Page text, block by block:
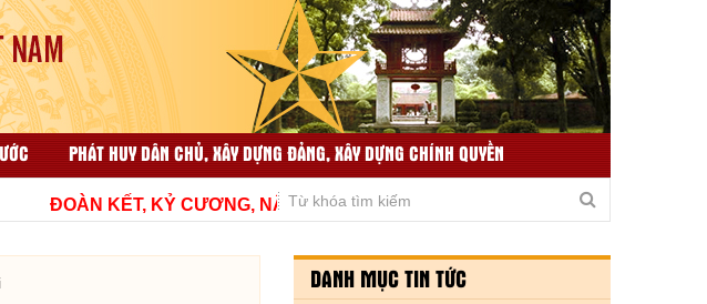
PHÁT HUY DÂN CHỦ, XÂY DỰNG ĐẢNG, XÂY DỰNG CHÍNH QUYỀN
THI ĐUA KHEN THƯỞNG TIN TỨC LIÊN QUAN
THƯ VIỆN VIDEO
ĐOÀN KẾT, KỶ CƯƠNG, NÂNG CAO CHẤT LƯỢNG, THÍCH ỨNG KỊP THỜI VÌ
DANH MỤC TIN TỨC